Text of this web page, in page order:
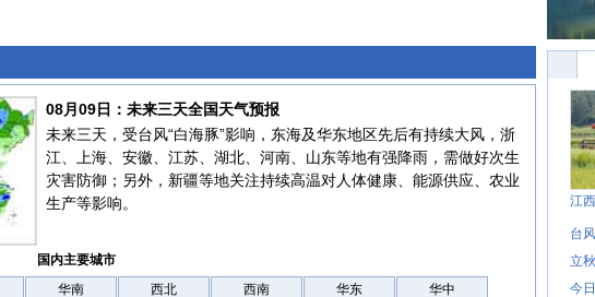
08月09日：未来三天全国天气预报
未来三天，受台风“白海豚”影响，东海及华东地区先后有持续大风，浙
江、上海、安徽、江苏、湖北、河南、山东等地有强降雨，需做好次生
灾害防御；另外，新疆等地关注持续高温对人体健康、能源供应、农业
生产等影响。
国内主要城市
华南 西北 西南 华东 华中
江
台
立
今